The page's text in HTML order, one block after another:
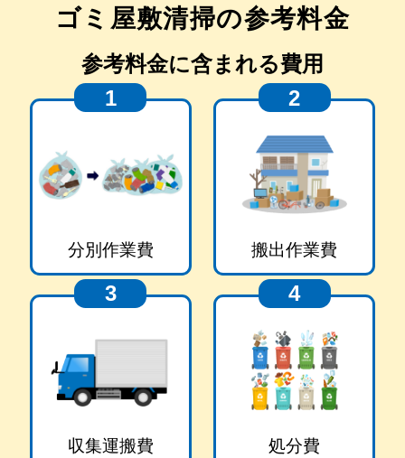
ゴミ屋敷清掃の参考料金
参考料金に含まれる費用
1
分別作業費
2
搬出作業費
3
収集運搬費
4
処分費